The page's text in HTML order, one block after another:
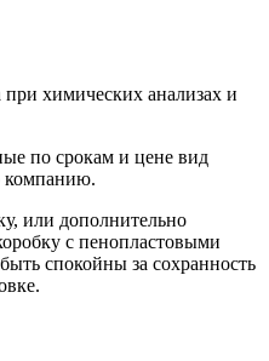
при химических анализах и
по срокам и цене вид
компанию.
или дополнительно
с пенопластовыми
спокойны за сохранность